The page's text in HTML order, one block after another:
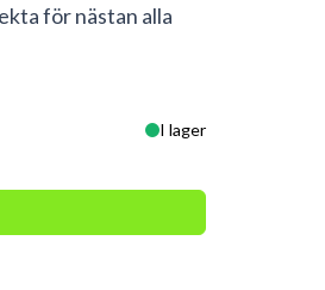
för nästan alla
I lager